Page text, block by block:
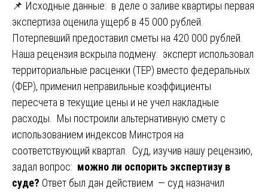
📌 Исходные данные: в деле о заливе квартиры первая
экспертиза оценила ущерб в 45 000 рублей.
Потерпевший предоставил сметы на 420 000 рублей.
Наша рецензия вскрыла подмену: эксперт использовал
территориальные расценки (ТЕР) вместо федеральных
(ФЕР), применил неправильные коэффициенты
пересчета в текущие цены и не учел накладные
расходы. Мы построили альтернативную смету с
использованием индексов Минстроя на
соответствующий квартал. Суд, изучив нашу рецензию,
задал вопрос: можно ли оспорить экспертизу в
суде? Ответ был дан действием — суд назначил